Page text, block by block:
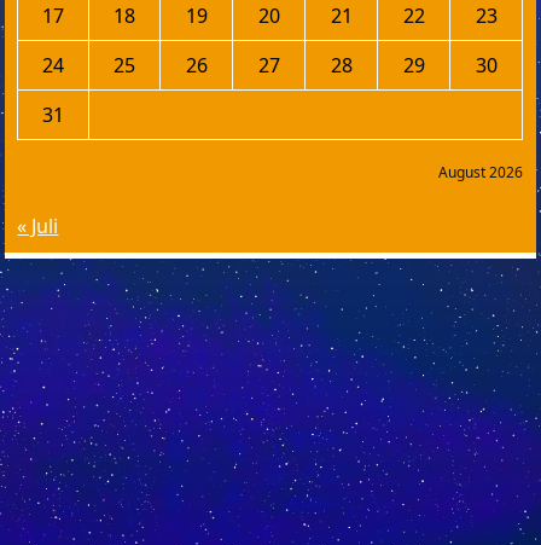
August 2026
17
18 19 20 21 22
23
24
25 26 27 28 29
30
31
« Juli